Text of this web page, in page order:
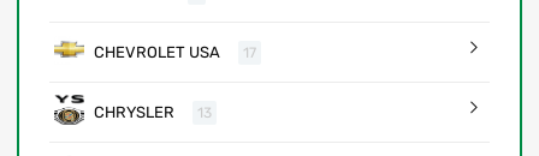
CHEVROLET USA 17
CHRYSLER 13